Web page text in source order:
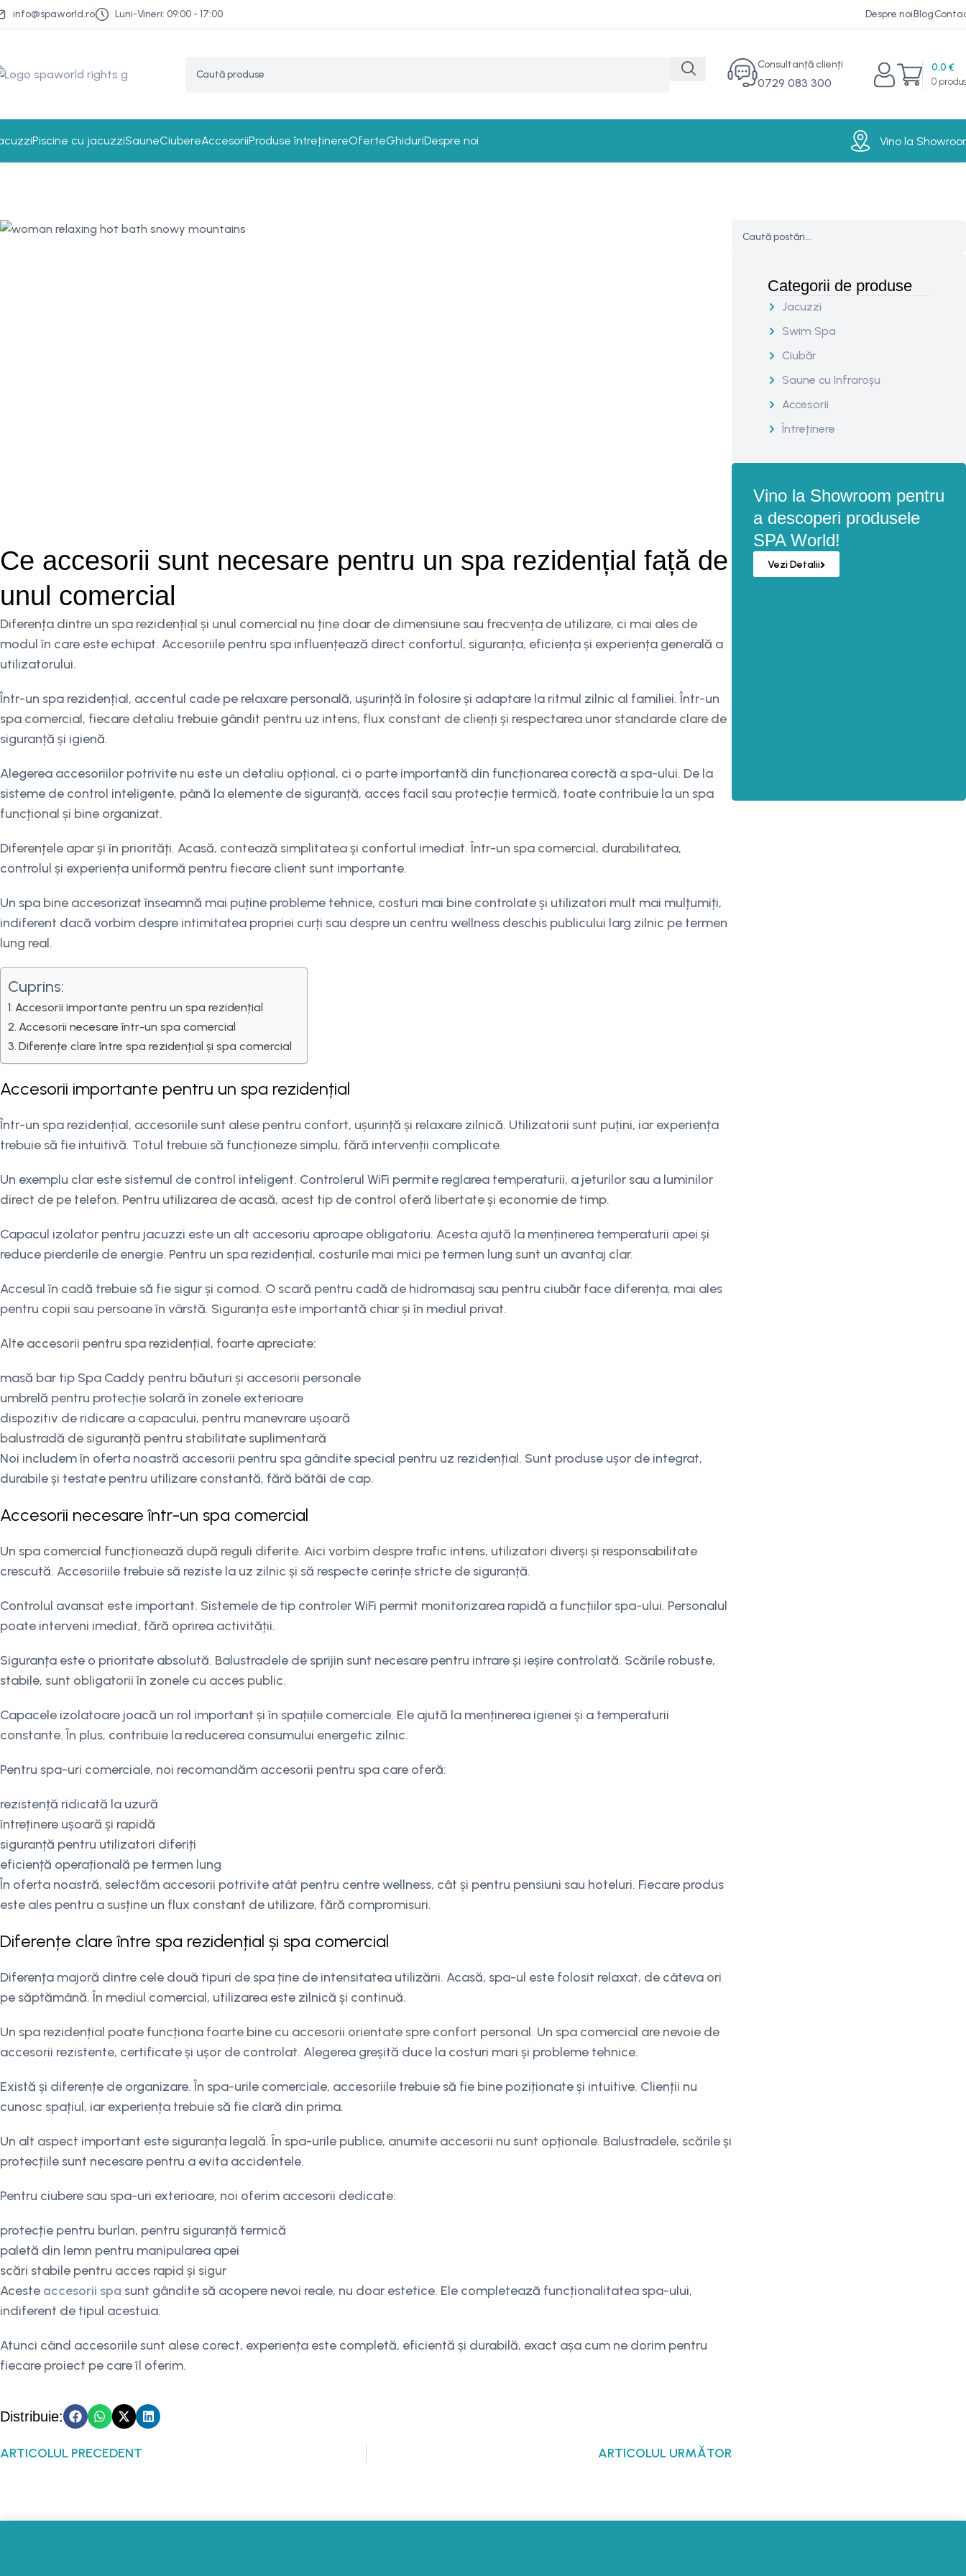
info@spaworld.ro Luni-Vineri: 09:00 - 17:00 Despre noiBlog
Consultanță clienți
0729 083 300‬ 0
0,0 €
Piscine cu jacuzziSauneCiubereAccesoriiProduse întreținereOferteGhiduriDespre noi Vino la
Ce accesorii sunt necesare pentru un spa rezidențial față de
unul comercial
Diferența dintre un spa rezidențial și unul comercial nu ține doar de dimensiune sau frecvența de utilizare, ci mai ales de
modul în care este echipat. Accesoriile pentru spa influențează direct confortul, siguranța, eficiența și experiența generală a
utilizatorului.
Într-un spa rezidențial, accentul cade pe relaxare personală, ușurință în folosire și adaptare la ritmul zilnic al familiei. Într-un
spa comercial, fiecare detaliu trebuie gândit pentru uz intens, flux constant de clienți și respectarea unor standarde clare de
siguranță și igienă.
Alegerea accesoriilor potrivite nu este un detaliu opțional, ci o parte importantă din funcționarea corectă a spa-ului. De la
sisteme de control inteligente, până la elemente de siguranță, acces facil sau protecție termică, toate contribuie la un spa
funcțional și bine organizat.
Diferențele apar și în priorități. Acasă, contează simplitatea și confortul imediat. Într-un spa comercial, durabilitatea,
controlul și experiența uniformă pentru fiecare client sunt importante.
Un spa bine accesorizat înseamnă mai puține probleme tehnice, costuri mai bine controlate și utilizatori mult mai mulțumiți,
indiferent dacă vorbim despre intimitatea propriei curți sau despre un centru wellness deschis publicului larg zilnic pe termen
lung real.
Cuprins:
Accesorii importante pentru un spa rezidențial
Accesorii necesare într-un spa comercial
Diferențe clare între spa rezidențial și spa comercial
Accesorii importante pentru un spa rezidențial
Într-un spa rezidențial, accesoriile sunt alese pentru confort, ușurință și relaxare zilnică. Utilizatorii sunt puțini, iar experiența
trebuie să fie intuitivă. Totul trebuie să funcționeze simplu, fără intervenții complicate.
Un exemplu clar este sistemul de control inteligent. Controlerul WiFi permite reglarea temperaturii, a jeturilor sau a luminilor
direct de pe telefon. Pentru utilizarea de acasă, acest tip de control oferă libertate și economie de timp.
Capacul izolator pentru jacuzzi este un alt accesoriu aproape obligatoriu. Acesta ajută la menținerea temperaturii apei și
reduce pierderile de energie. Pentru un spa rezidențial, costurile mai mici pe termen lung sunt un avantaj clar.
Accesul în cadă trebuie să fie sigur și comod. O scară pentru cadă de hidromasaj sau pentru ciubăr face diferența, mai ales
pentru copii sau persoane în vârstă. Siguranța este importantă chiar și în mediul privat.
Alte accesorii pentru spa rezidențial, foarte apreciate:
masă bar tip Spa Caddy pentru băuturi și accesorii personale
umbrelă pentru protecție solară în zonele exterioare
dispozitiv de ridicare a capacului, pentru manevrare ușoară
balustradă de siguranță pentru stabilitate suplimentară
Noi includem în oferta noastră accesorii pentru spa gândite special pentru uz rezidențial. Sunt produse ușor de integrat,
durabile și testate pentru utilizare constantă, fără bătăi de cap.
Accesorii necesare într-un spa comercial
Un spa comercial funcționează după reguli diferite. Aici vorbim despre trafic intens, utilizatori diverși și responsabilitate
crescută. Accesoriile trebuie să reziste la uz zilnic și să respecte cerințe stricte de siguranță.
Controlul avansat este important. Sistemele de tip controler WiFi permit monitorizarea rapidă a funcțiilor spa-ului. Personalul
poate interveni imediat, fără oprirea activității.
Siguranța este o prioritate absolută. Balustradele de sprijin sunt necesare pentru intrare și ieșire controlată. Scările robuste,
stabile, sunt obligatorii în zonele cu acces public.
Capacele izolatoare joacă un rol important și în spațiile comerciale. Ele ajută la menținerea igienei și a temperaturii
constante. În plus, contribuie la reducerea consumului energetic zilnic.
Pentru spa-uri comerciale, noi recomandăm accesorii pentru spa care oferă:
rezistență ridicată la uzură
întreținere ușoară și rapidă
siguranță pentru utilizatori diferiți
eficiență operațională pe termen lung
În oferta noastră, selectăm accesorii potrivite atât pentru centre wellness, cât și pentru pensiuni sau hoteluri. Fiecare produs
este ales pentru a susține un flux constant de utilizare, fără compromisuri.
Diferențe clare între spa rezidențial și spa comercial
Diferența majoră dintre cele două tipuri de spa ține de intensitatea utilizării. Acasă, spa-ul este folosit relaxat, de câteva ori
pe săptămână. În mediul comercial, utilizarea este zilnică și continuă.
Un spa rezidențial poate funcționa foarte bine cu accesorii orientate spre confort personal. Un spa comercial are nevoie de
accesorii rezistente, certificate și ușor de controlat. Alegerea greșită duce la costuri mari și probleme tehnice.
Există și diferențe de organizare. În spa-urile comerciale, accesoriile trebuie să fie bine poziționate și intuitive. Clienții nu
cunosc spațiul, iar experiența trebuie să fie clară din prima.
Un alt aspect important este siguranța legală. În spa-urile publice, anumite accesorii nu sunt opționale. Balustradele, scările și
protecțiile sunt necesare pentru a evita accidentele.
Pentru ciubere sau spa-uri exterioare, noi oferim accesorii dedicate:
protecție pentru burlan, pentru siguranță termică
paletă din lemn pentru manipularea apei
scări stabile pentru acces rapid și sigur
Aceste accesorii spa sunt gândite să acopere nevoi reale, nu doar estetice. Ele completează funcționalitatea spa-ului,
indiferent de tipul acestuia.
Atunci când accesoriile sunt alese corect, experiența este completă, eficientă și durabilă, exact așa cum ne dorim pentru
fiecare proiect pe care îl oferim.
Distribuie:
ARTICOLUL PRECEDENT ARTICOLUL URMĂTOR
Categorii de produse
Jacuzzi
Swim Spa
Ciubăr
Saune cu Infraroșu
Accesorii
Întreținere
Vino la Showroom pentru
a descoperi produsele
SPA World!
Vezi Detalii